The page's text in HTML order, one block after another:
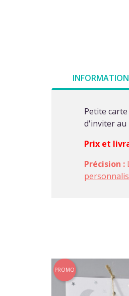
Petite
d'inviter au
Prix et
Précision :
PROMO